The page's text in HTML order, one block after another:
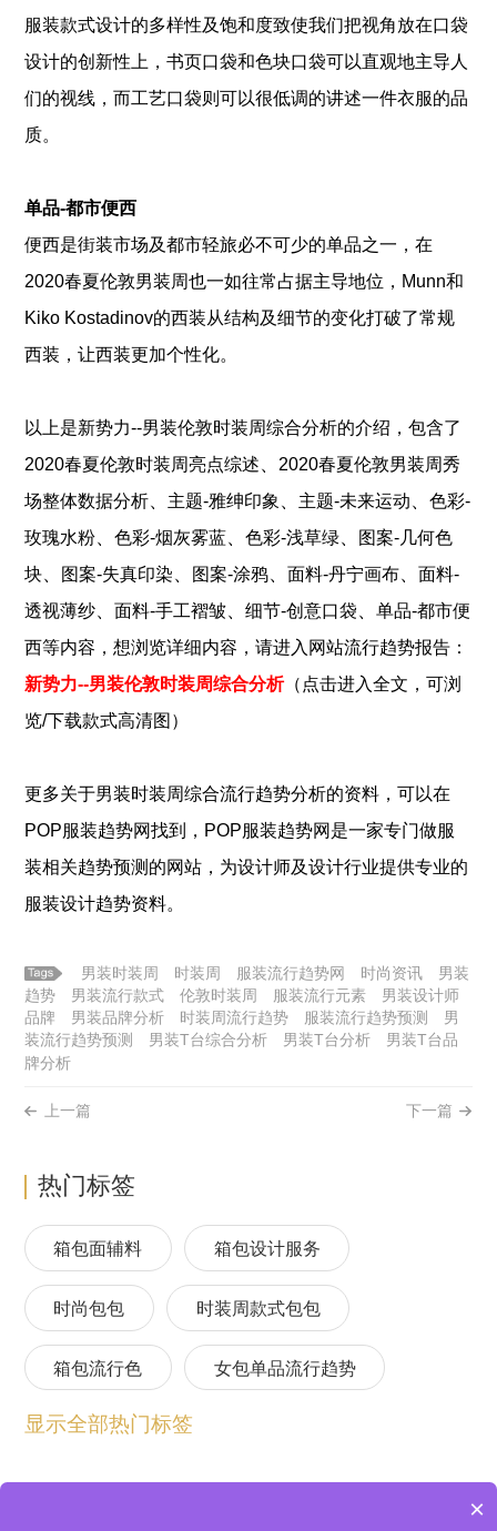
服装款式设计的多样性及饱和度致使我们把视角放在口袋
设计的创新性上，书页口袋和色块口袋可以直观地主导人
们的视线，而工艺口袋则可以很低调的讲述一件衣服的品
质。
单品-都市便西
便西是街装市场及都市轻旅必不可少的单品之一，在
2020春夏伦敦男装周也一如往常占据主导地位，Munn和
Kiko Kostadinov的西装从结构及细节的变化打破了常规
西装，让西装更加个性化。
以上是新势力--男装伦敦时装周综合分析的介绍，包含了
2020春夏伦敦时装周亮点综述、2020春夏伦敦男装周秀
场整体数据分析、 主题-雅绅印象 、 主题-未来运动、色彩-
玫瑰水粉、色彩-烟灰雾蓝、色彩-浅草绿、
图案-几何色
块、 图案-失真印染、 图案-涂鸦、面料-丹宁画布、面料-
透视薄纱、面料-手工褶皱、细节-创意口袋、单品-都市便
西等内容，想浏览详细内容，请进入网站流行趋势报告：
新势力--男装伦敦时装周综合分析（点击进入全文，可浏
览/下载款式高清图）
更多关于男装时装周综合流行趋势分析的资料，可以在
POP服装趋势网找到，POP服装趋势网是一家专门做服
装相关趋势预测的网站，为设计师及设计行业提供专业的
服装设计趋势资料。
男装时装周 时装周 服装流行趋势网 时尚资讯
男装
趋势
男装流行款式 伦敦时装周 服装流行元素
男装设计师
品牌
男装品牌分析 时装周流行趋势 服装流行趋势预测
男
装流行趋势预测
男装T台综合分析 男装T台分析
男装T台品
牌分析
上一篇 下一篇
热门标签
箱包面辅料 箱包设计服务
时尚包包 时装周款式包包
箱包流行色 女包单品流行趋势
箱包流行趋势预测
女包流行趋势预测 箱包材质流行趋势
显示全部热门标签
×